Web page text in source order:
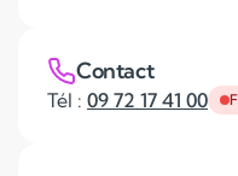
Contact
Tél : 09 72 17 41 00